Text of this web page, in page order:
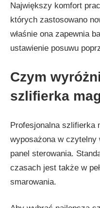
Największy komfort
których zastosowano
właśnie ona zapewnia
ustawienie posuwu
Czym
szlifierka
Profesjonalna szlifierka
wyposażona w
panel sterowania.
czasach jest także w
smarowania.